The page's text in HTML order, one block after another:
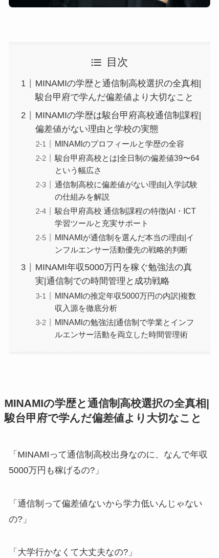
目次
MINAMIの学歴と通信制高校選択の全真相|
駿台甲府で学んだ偏差値より大切なこと
MINAMIの学歴は駿台甲府高校通信制課程|
偏差値がない理由と学校の実態
MINAMIのプロフィールと学歴の全容
駿台甲府高校とは|全日制の偏差値39〜64
という幅広さ
通信制高校に偏差値がない理由|入学試験
の仕組みを解説
駿台甲府高校 通信制課程の特徴|AI・ICT
学習ツールと充実サポート
MINAMIが通信制を選んだ本当の理由|イ
ンフルエンサー活動優先の戦略的判断
MINAMI年収5000万円を稼ぐ勉強法の真
実|通信制での時間管理と成功戦略
MINAMIの推定年収5000万円の内訳|複数
収入源を徹底分析
MINAMIの勉強法|通信制で学業とインフ
ルエンサー活動を両立した時間管理術
MINAMIの学歴と通信制高校選択の全真相|
駿台甲府で学んだ偏差値より大切なこと
「MINAMIって通信制高校出身なのに、なんで年収
5000万円も稼げるの?」
「通信制って偏差値ないから学力低いんじゃない
の?」
「大学行かなくて大丈夫なの?」